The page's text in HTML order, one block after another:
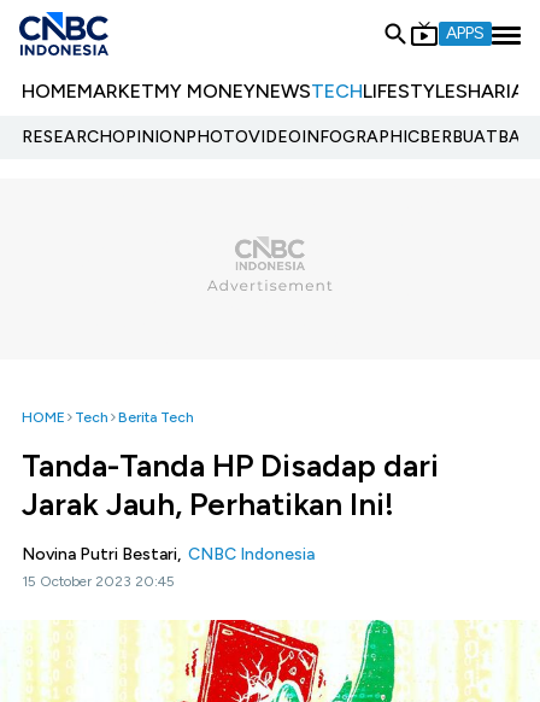
APPS
HOMEMARKETMY MONEYNEWSTECHLIFESTYLESHARIA
RESEARCHOPINIONPHOTOVIDEOINFOGRAPHIC
HOME Tech Berita Tech
Tanda-Tanda HP Disadap dari
Jarak Jauh, Perhatikan Ini!
Novina Putri Bestari, CNBC Indonesia
15 October 2023 20:45